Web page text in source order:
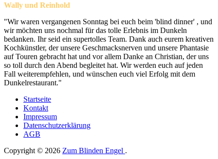
Wally und Reinhold
"Wir waren vergangenen Sonntag bei euch beim 'blind dinner' , und
wir möchten uns nochmal für das tolle Erlebnis im Dunkeln
bedanken. Ihr seid ein supertolles Team. Dank auch eurem kreativen
Kochkünstler, der unsere Geschmacksnerven und unsere Phantasie
auf Touren gebracht hat und vor allem Danke an Christian, der uns
so toll durch den Abend begleitet hat. Wir werden euch auf jeden
Fall weiterempfehlen, und wünschen euch viel Erfolg mit dem
Dunkelrestaurant."
Startseite
Kontakt
Impressum
Datenschutzerklärung
AGB
Copyright © 2026 Zum Blinden Engel .